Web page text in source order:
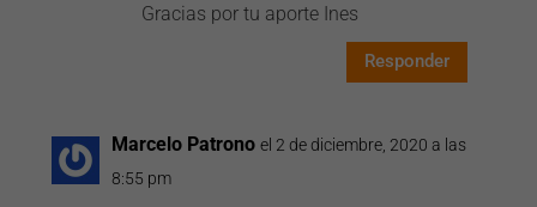
Gracias por tu aporte Ines
Responder
Marcelo Patrono el 2 de diciembre, 2020 a las
8:55 pm